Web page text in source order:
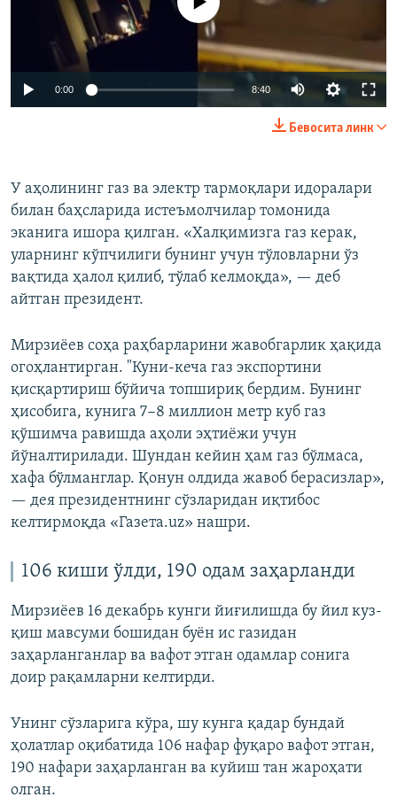
720p 1080p
0:00 8:40
720p
1080p
Бевосита линк
У аҳолининг газ ва электр тармоқлари идоралари
билан баҳсларида истеъмолчилар томонида
эканига ишора қилган. «Халқимизга газ керак,
уларнинг кўпчилиги бунинг учун тўловларни ўз
вақтида ҳалол қилиб, тўлаб келмоқда», — деб
айтган президент.
Мирзиёев соҳа раҳбарларини жавобгарлик ҳақида
огоҳлантирган. "Куни-кеча газ экспортини
қисқартириш бўйича топшириқ бердим. Бунинг
ҳисобига, кунига 7−8 миллион метр куб газ
қўшимча равишда аҳоли эҳтиёжи учун
йўналтирилади. Шундан кейин ҳам газ бўлмаса,
хафа бўлманглар. Қонун олдида жавоб берасизлар»,
— дея президентнинг сўзларидан иқтибос
келтирмоқда «Газета.uz» нашри.
106 киши ўлди, 190 одам заҳарланди
Мирзиёев 16 декабрь кунги йиғилишда бу йил куз-
қиш мавсуми бошидан буён ис газидан
заҳарланганлар ва вафот этган одамлар сонига
доир рақамларни келтирди.
Унинг сўзларига кўра, шу кунга қадар бундай
ҳолатлар оқибатида 106 нафар фуқаро вафот этган,
190 нафари заҳарланган ва куйиш тан жароҳати
олган.